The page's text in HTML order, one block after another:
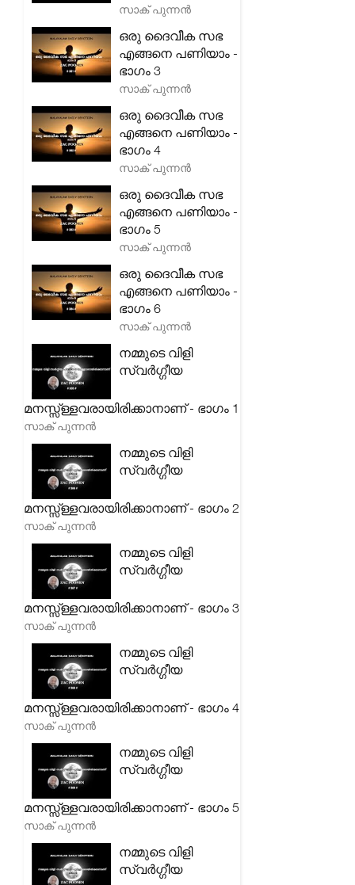
സാക് പുന്നൻ
ഒരു ദൈവീക സഭ
എങ്ങനെ പണിയാം -
ഭാഗം 3
സാക് പുന്നൻ
ഒരു ദൈവീക സഭ
എങ്ങനെ പണിയാം -
ഭാഗം 4
സാക് പുന്നൻ
ഒരു ദൈവീക സഭ
എങ്ങനെ പണിയാം -
ഭാഗം 5
സാക് പുന്നൻ
ഒരു ദൈവീക സഭ
എങ്ങനെ പണിയാം -
ഭാഗം 6
സാക് പുന്നൻ
നമ്മുടെ വിളി
സ്വർഗ്ഗീയ
മനസ്സ്ള്ളവരായിരിക്കാനാണ് - ഭാഗം 1
സാക് പുന്നൻ
നമ്മുടെ വിളി
സ്വർഗ്ഗീയ
മനസ്സ്ള്ളവരായിരിക്കാനാണ് - ഭാഗം 2
സാക് പുന്നൻ
നമ്മുടെ വിളി
സ്വർഗ്ഗീയ
മനസ്സ്ള്ളവരായിരിക്കാനാണ് - ഭാഗം 3
സാക് പുന്നൻ
നമ്മുടെ വിളി
സ്വർഗ്ഗീയ
മനസ്സ്ള്ളവരായിരിക്കാനാണ് - ഭാഗം 4
സാക് പുന്നൻ
നമ്മുടെ വിളി
സ്വർഗ്ഗീയ
മനസ്സ്ള്ളവരായിരിക്കാനാണ് - ഭാഗം 5
സാക് പുന്നൻ
നമ്മുടെ വിളി
സ്വർഗ്ഗീയ